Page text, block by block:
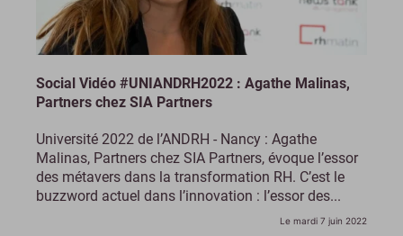
Social Vidéo #UNIANDRH2022 : Agathe Malinas,
Partners chez SIA Partners
Université 2022 de l’ANDRH - Nancy : Agathe
Malinas, Partners chez SIA Partners, évoque l’essor
des métavers dans la transformation RH. C’est le
buzzword actuel dans l’innovation : l’essor des...
Le mardi 7 juin 2022